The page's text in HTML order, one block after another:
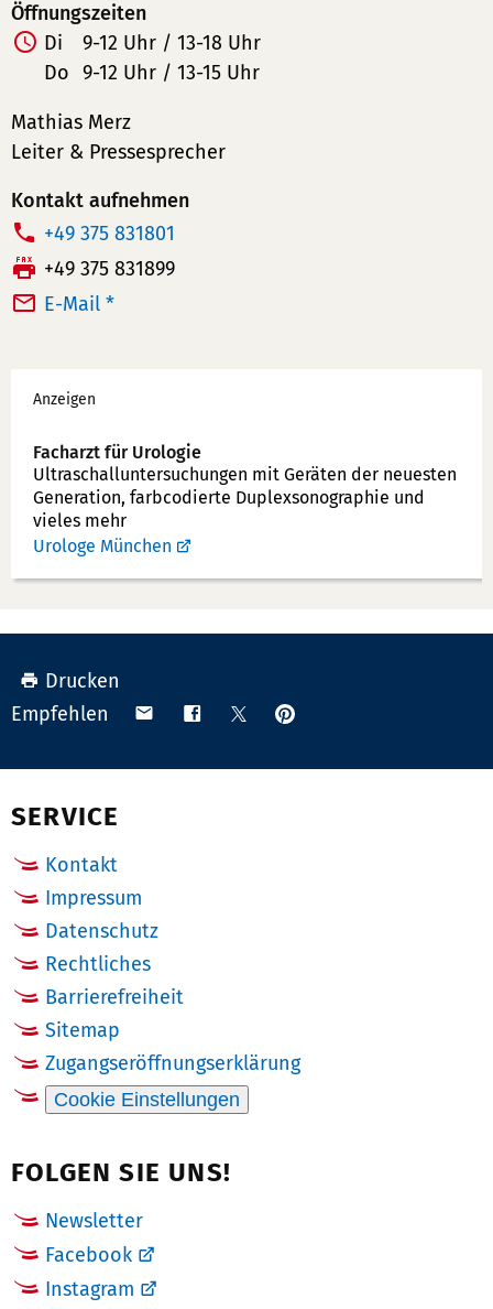
Öffnungszeiten
Di
9-12 Uhr / 13-18 Uhr
Do 9-12 Uhr / 13-15 Uhr
Mathias Merz
Leiter & Pressesprecher
Kontakt aufnehmen
T
e
l
n
u
m
m
e
r:
+49 375 831801
F
a
+49 375 831899
E-Mail *
Werbung
Anzeigen
Facharzt für Urologie
Ultraschallunter­suchungen mit Geräten der neuesten
Generation, farbcodierte Duplex­sonographie und
vieles mehr
Urologe München
Drucken
Empfehlen
Teilen Teilen TeilenAnpinnen
SERVICE
Kontakt
Impressum
Datenschutz
Rechtliches
Barrierefreiheit
Sitemap
Zugangseröffnungserklärung
Cookie Einstellungen
FOLGEN SIE UNS!
Newsletter
Facebook
Instagram